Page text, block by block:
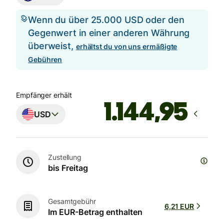
Wenn du über 25.000 USD oder den
Gegenwert in einer anderen Währung
überweist, erhältst du von uns ermäßigte
Gebühren
Empfänger erhält
USD
Zustellung
bis Freitag
Gesamtgebühr
Im EUR-Betrag enthalten
6,21 EUR